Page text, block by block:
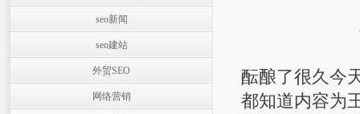
seo新闻
seo建站
外贸SEO
网络营销
酝酿了很久今
都知道内容为